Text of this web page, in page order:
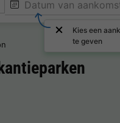
Kies een
te geven